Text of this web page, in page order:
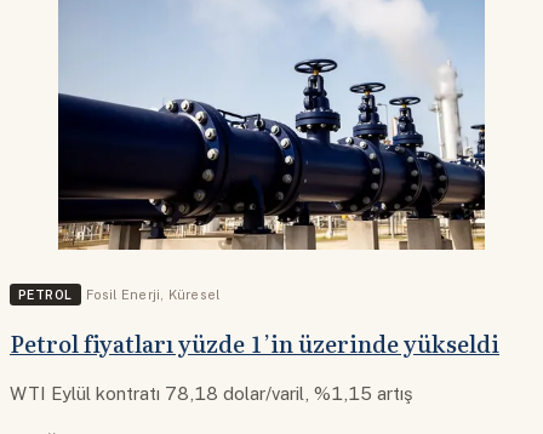
PETROL Fosil Enerji Küresel
Petrol fiyatları yüzde 1’in üzerinde yükseldi
WTI Eylül kontratı 78,18 dolar/varil, %1,15 artış